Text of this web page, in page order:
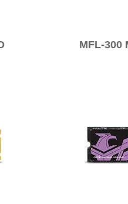
MFL-300